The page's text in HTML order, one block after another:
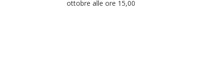
ottobre alle ore 15,00